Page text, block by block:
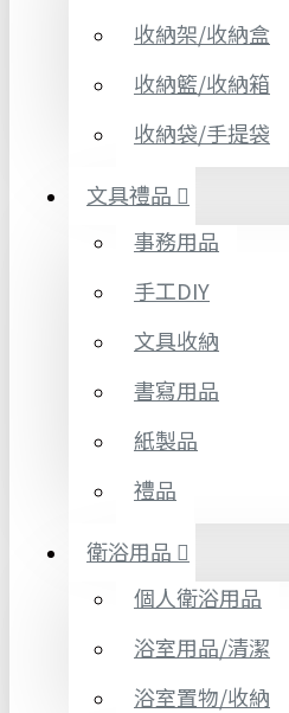
收納架/收納盒
收納籃/收納箱
收納袋/手提袋
文具禮品
事務用品
手工DIY
文具收納
書寫用品
紙製品
禮品
衛浴用品
個人衛浴用品
浴室用品/清潔
浴室置物/收納